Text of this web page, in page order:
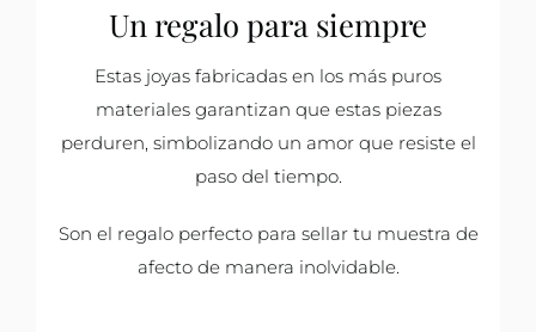
Un regalo para siempre
Estas joyas fabricadas en los más puros
materiales garantizan que estas piezas
perduren, simbolizando un amor que resiste el
paso del tiempo.
Son el regalo perfecto para sellar tu muestra de
afecto de manera inolvidable.